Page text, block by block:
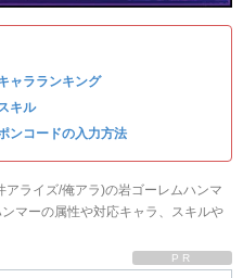
ャラランキング
キル
ンコードの入力方法
ライズ/俺アラ)の岩ゴーレムハンマ
マーの属性や対応キャラ、スキルや
PR